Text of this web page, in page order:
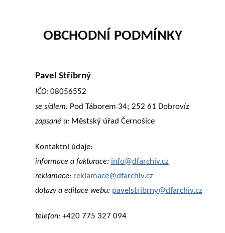
OBCHODNÍ PODMÍNKY
Pavel Stříbrný
IČO:08056552
se sídlem:Pod Táborem 34; 252 61 Dobrovíz
zapsané u:Městský úřad Černošice
Kontaktní údaje:
informace a fakturace: info@dfarchiv.cz
reklamace: reklamace@dfarchiv.cz
dotazy a editace webu: pavelstribrny@dfarchiv.cz
telefon:+420 775 327 094